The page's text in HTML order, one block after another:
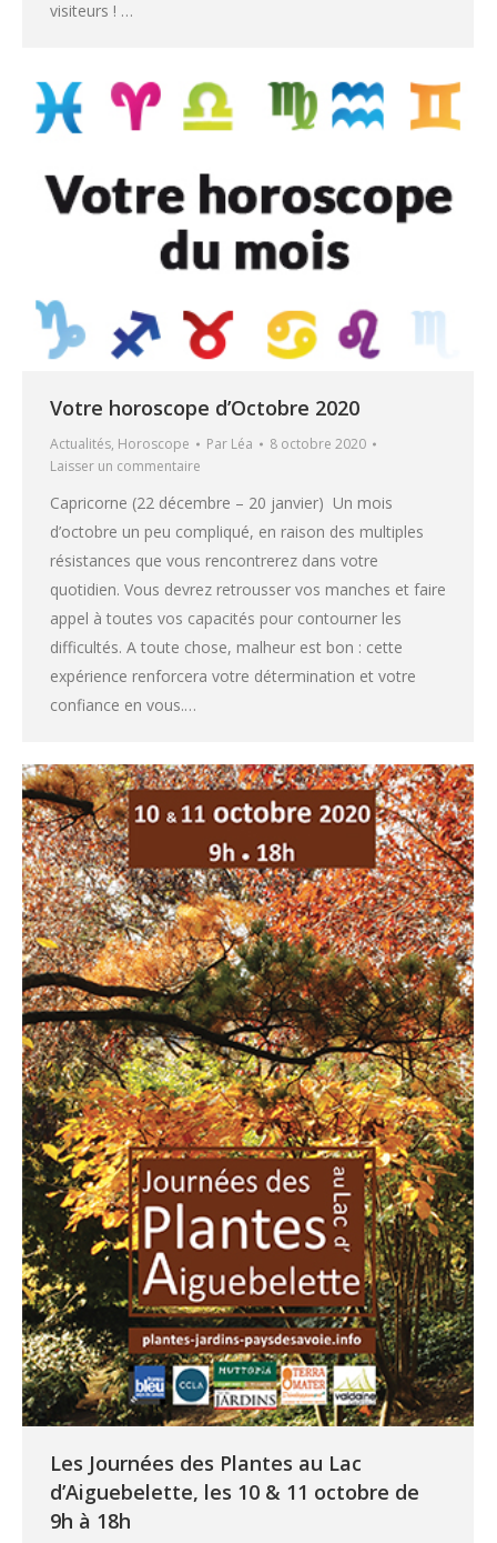
visiteurs ! …
Votre horoscope d’Octobre 2020
Actualités, Horoscope Par Léa
8 octobre 2020
Laisser un commentaire
Capricorne (22 décembre – 20 janvier) Un mois
d’octobre un peu compliqué, en raison des multiples
résistances que vous rencontrerez dans votre
quotidien. Vous devrez retrousser vos manches et faire
appel à toutes vos capacités pour contourner les
difficultés. A toute chose, malheur est bon : cette
expérience renforcera votre détermination et votre
confiance en vous.…
Les Journées des Plantes au Lac
d’Aiguebelette, les 10 & 11 octobre de
9h à 18h